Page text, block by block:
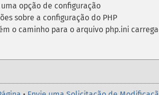
opção de configuração
sobre a configuração do PHP
o caminho para o arquivo php.ini